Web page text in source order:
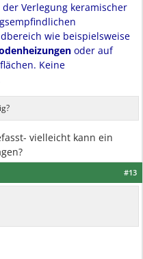
Verlegung keramischer
wie beispielsweise
oder auf
Keine
vielleicht kann ein
#13